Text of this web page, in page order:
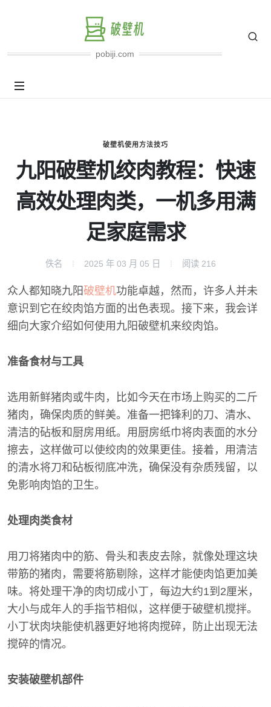
pobiji.com
破壁机使用方法技巧
九阳破壁机绞肉教程：快速
高效处理肉类，一机多用满
足家庭需求
佚名 2025 年 03 月 05 日 阅读 216
众人都知晓九阳破壁机功能卓越，然而，许多人并未
意识到它在绞肉馅方面的出色表现。接下来，我会详
细向大家介绍如何使用九阳破壁机来绞肉馅。
准备食材与工具
选用新鲜猪肉或牛肉，比如今天在市场上购买的二斤
猪肉，确保肉质的鲜美。准备一把锋利的刀、清水、
清洁的砧板和厨房用纸。用厨房纸巾将肉表面的水分
擦去，这样做可以使绞肉的效果更佳。接着，用清洁
的清水将刀和砧板彻底冲洗，确保没有杂质残留，以
免影响肉馅的卫生。
处理肉类食材
用刀将猪肉中的筋、骨头和表皮去除，就像处理这块
带筋的猪肉，需要将筋剔除，这样才能使肉馅更加美
味。将处理干净的肉切成小丁，每边大约1到2厘米，
大小与成年人的手指节相似，这样便于破壁机搅拌。
小丁状肉块能使机器更好地将肉搅碎，防止出现无法
搅碎的情况。
安装破壁机部件